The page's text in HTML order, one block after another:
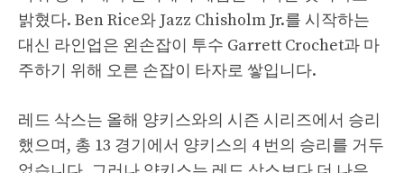
밝혔다. Ben Rice와 Jazz Chisholm Jr.를 시작하는
대신 라인업은 왼손잡이 투수 Garrett Crochet과 마
주하기 위해 오른 손잡이 타자로 쌓입니다.
레드 삭스는 올해 양키스와의 시즌 시리즈에서 승리
했으며, 총 13 경기에서 양키스의 4 번의 승리를 거두